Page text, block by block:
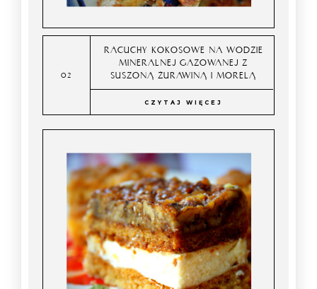
RACUCHY KOKOSOWE NA WODZIE
MINERALNEJ GAZOWANEJ Z
SUSZONĄ ŻURAWINĄ I MORELĄ
CZYTAJ WIĘCEJ